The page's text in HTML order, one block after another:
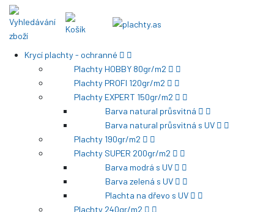
Krycí plachty - ochranné
Plachty HOBBY 80gr/m2
Plachty PROFI 120gr/m2
Plachty EXPERT 150gr/m2
Barva natural průsvitná
Barva natural průsvitná s UV
Plachty 190gr/m2
Plachty SUPER 200gr/m2
Barva modrá s UV
Barva zelená s UV
Plachta na dřevo s UV
Plachty 240gr/m2